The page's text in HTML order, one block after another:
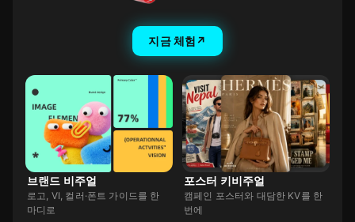
무한 캔버스
무한 캔버스
지금 체험↗
브랜드 비주얼
로고, VI, 컬러·폰트 가이드를 한
마디로
포스터 키비주얼
캠페인 포스터와 대담한 KV를 한
번에